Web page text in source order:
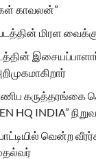
காவலன்”
மிரள
கருத்தரங்கை
HQ INDIA”
வென்ற